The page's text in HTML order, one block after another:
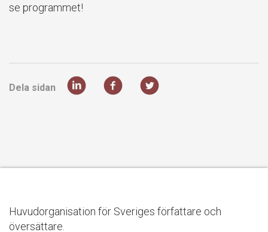
se programmet!
Dela sidan
Huvudorganisation för Sveriges författare och
översättare.